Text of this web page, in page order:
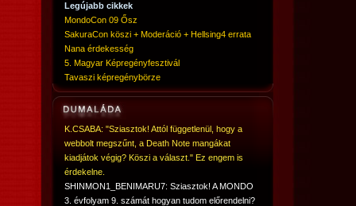
Legújabb cikkek
MondoCon 09 Ősz
SakuraCon köszi + Moderáció + Hellsing4 errata
Nana érdekesség
5. Magyar Képregényfesztivál
Tavaszi képregénybörze
K.CSABA: "Sziasztok! Attól függetlenül, hogy a
webbolt megszűnt, a Death Note mangákat
kiadjátok végig? Köszi a választ." Ez engem is
érdekelne.
SHINMON1_BENIMARU7: Sziasztok! A MONDO
3. évfolyam 9. számát hogyan tudom előrendelni?